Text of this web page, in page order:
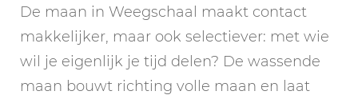
De maan in Weegschaal maakt contact
makkelijker, maar ook selectiever: met wie
wil je eigenlijk je tijd delen? De wassende
maan bouwt richting volle maan en laat